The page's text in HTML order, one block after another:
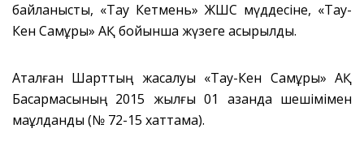
байланысты, «Taу Кетмень» ЖШС мүддесіне, «Тау-
Кен Самұрық» АҚ бойынша жүзеге асырылды.
Аталған Шарттың жасалуы «Тау-Кен Самұрық» АҚ
Басқармасының 2015 жылғы 01 қазанда шешімімен
мақұлданды (№ 72-15 хаттама).